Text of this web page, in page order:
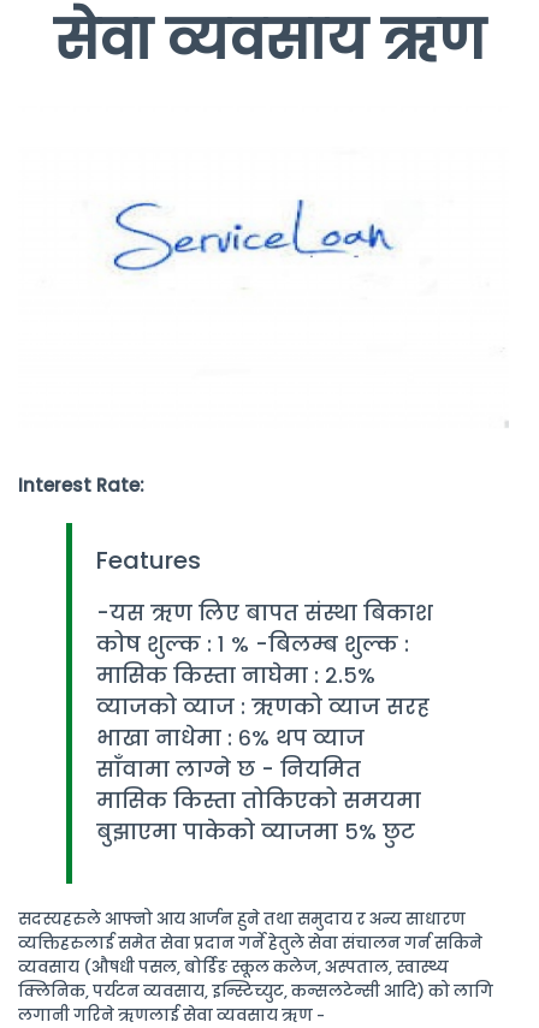
सेवा व्यवसाय ऋण
Interest Rate:
Features
-यस ऋण लिए बापत संस्था बिकाश
कोष शुल्क : १ % -बिलम्ब शुल्क :
मासिक किस्ता नाघेमा : २.५%
व्याजको व्याज : ऋणको व्याज सरह
भाखा नाधेमा : ६% थप व्याज
साँवामा लाग्ने छ - नियमित
मासिक किस्ता तोकिएको समयमा
बुझाएमा पाकेको व्याजमा ५% छुट
सदस्यहरुले आफ्नो आय आर्जन हुने तथा समुदाय र अन्य साधारण
व्यक्तिहरुलाई समेत सेवा प्रदान गर्ने हेतुले सेवा संचालन गर्न सकिने
व्यवसाय (औषधी पसल, बोर्डिङ स्कूल कलेज, अस्पताल, स्वास्थ्य
क्लिनिक, पर्यटन व्यवसाय, इन्स्टिच्युट, कन्सलटेन्सी आदि) को लागि
लगानी गरिने ऋणलाई सेवा व्यवसाय ऋण -